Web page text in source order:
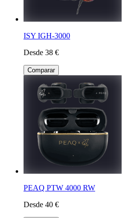
ISY IGH-3000
Desde 38 €
Comparar
PEAQ PTW 4000 RW
Desde 40 €